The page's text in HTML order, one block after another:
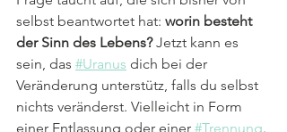
selbst beantwortet hat: worin besteht
der Sinn des Lebens? Jetzt kann es
sein, das #Uranus dich bei der
Veränderung unterstütz, falls du selbst
nichts veränderst. Vielleicht in Form
einer Entlassung oder einer #Trennung.